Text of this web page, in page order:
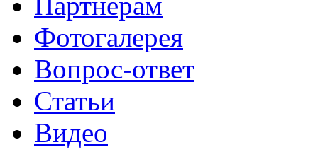
Фотогалерея
Вопрос-ответ
Статьи
Видео